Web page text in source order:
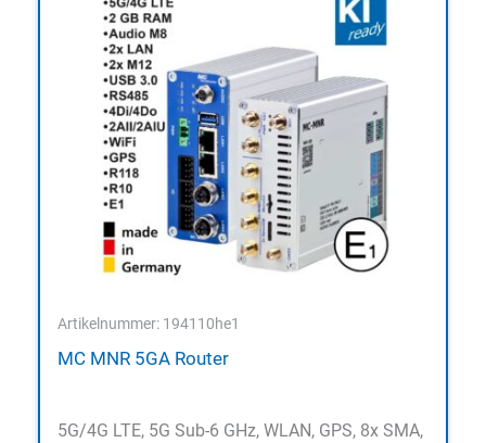
Artikelnummer: 194110he1
MC MNR 5GA Router
5G/4G LTE, 5G Sub-6 GHz, WLAN, GPS, 8x SMA,